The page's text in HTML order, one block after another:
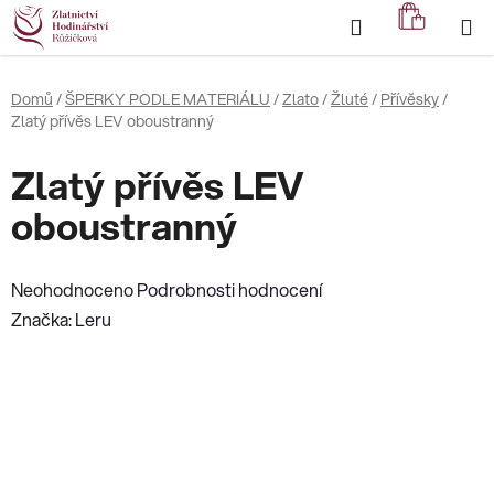
Přejít
na
obsah
Hledat
KOŠÍK
Domů /ŠPERKY PODLE MATERIÁLU /Zlato/Žluté/ Přívěsky/
Zlatý přívěs LEV oboustranný
Zlatý přívěs LEV
oboustranný
Průměrné
hodnocení
NeohodnocenoPodrobnosti hodnocení
Značka:Leru